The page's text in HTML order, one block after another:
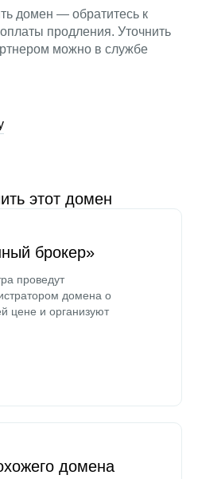
домен — обратитесь к
продления. Уточнить
можно в службе
этот домен
брокер»
проведут
домена о
цене и организуют
домена